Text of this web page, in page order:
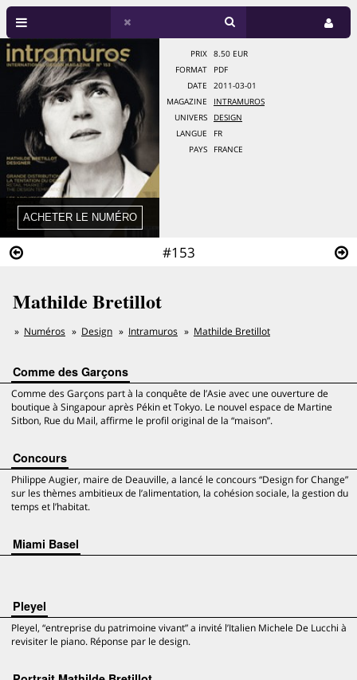
#153
PRIX
8.50 EUR
FORMAT
PDF
DATE
2011-03-01
MAGAZINE
INTRAMUROS
UNIVERS
DESIGN
LANGUE
FR
PAYS
FRANCE
Mathilde Bretillot
Numéros Design Intramuros Mathilde Bretillot
Comme des Garçons
Comme des Garçons part à la conquête de l’Asie avec une ouverture de
boutique à Singapour après Pékin et Tokyo. Le nouvel espace de Martine
Sitbon, Rue du Mail, affirme le profil original de la “maison”.
Concours
Philippe Augier, maire de Deauville, a lancé le concours “Design for Change”
sur les thèmes ambitieux de l’alimentation, la cohésion sociale, la gestion du
temps et l’habitat.
Miami Basel
Pleyel
Pleyel, “entreprise du patrimoine vivant” a invité l’Italien Michele De Lucchi à
revisiter le piano. Réponse par le design.